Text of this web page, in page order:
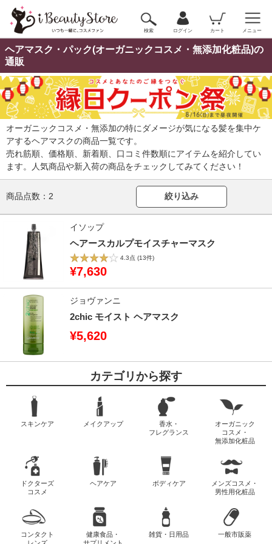
検索 ログイン カート メニュー
ヘアマスク・パック(オーガニックコスメ・無添加化粧品)の
通販
オーガニックコスメ・無添加の特にダメージが気になる髪を集中ケ
アするヘアマスクの商品一覧です。
売れ筋順、価格順、新着順、口コミ件数順にアイテムを紹介してい
ます。人気商品や新入荷の商品をチェックしてみてください！
商品点数： 2 絞り込み
イソップ
ヘアースカルプモイスチャーマスク
4.3点 (13件)
¥7,630
ジョヴァンニ
2chic モイスト ヘアマスク
¥5,620
カテゴリから探す
スキンケア メイクアップ
香水・
フレグランス
オーガニック
コスメ・
無添加化粧品
ドクターズ
コスメ
ヘアケア ボディケア
メンズコスメ・
男性用化粧品
コンタクト
レンズ
健康食品・
サプリメント
雑貨・日用品 一般市販薬